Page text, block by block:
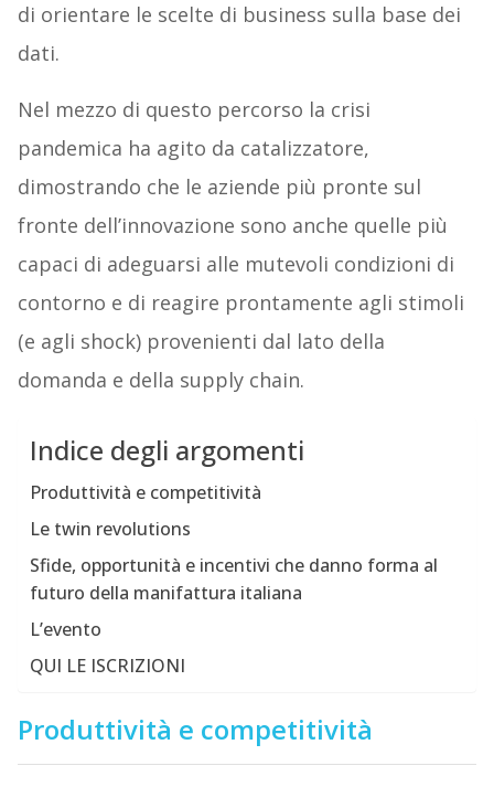
di orientare le scelte di business sulla base dei
dati.
Nel mezzo di questo percorso la crisi
pandemica ha agito da catalizzatore,
dimostrando che le aziende più pronte sul
fronte dell’innovazione sono anche quelle più
capaci di adeguarsi alle mutevoli condizioni di
contorno e di reagire prontamente agli stimoli
(e agli shock) provenienti dal lato della
domanda e della supply chain.
Indice degli argomenti
Produttività e competitività
Le twin revolutions
Sfide, opportunità e incentivi che danno forma al
futuro della manifattura italiana
L’evento
QUI LE ISCRIZIONI
Produttività e competitività